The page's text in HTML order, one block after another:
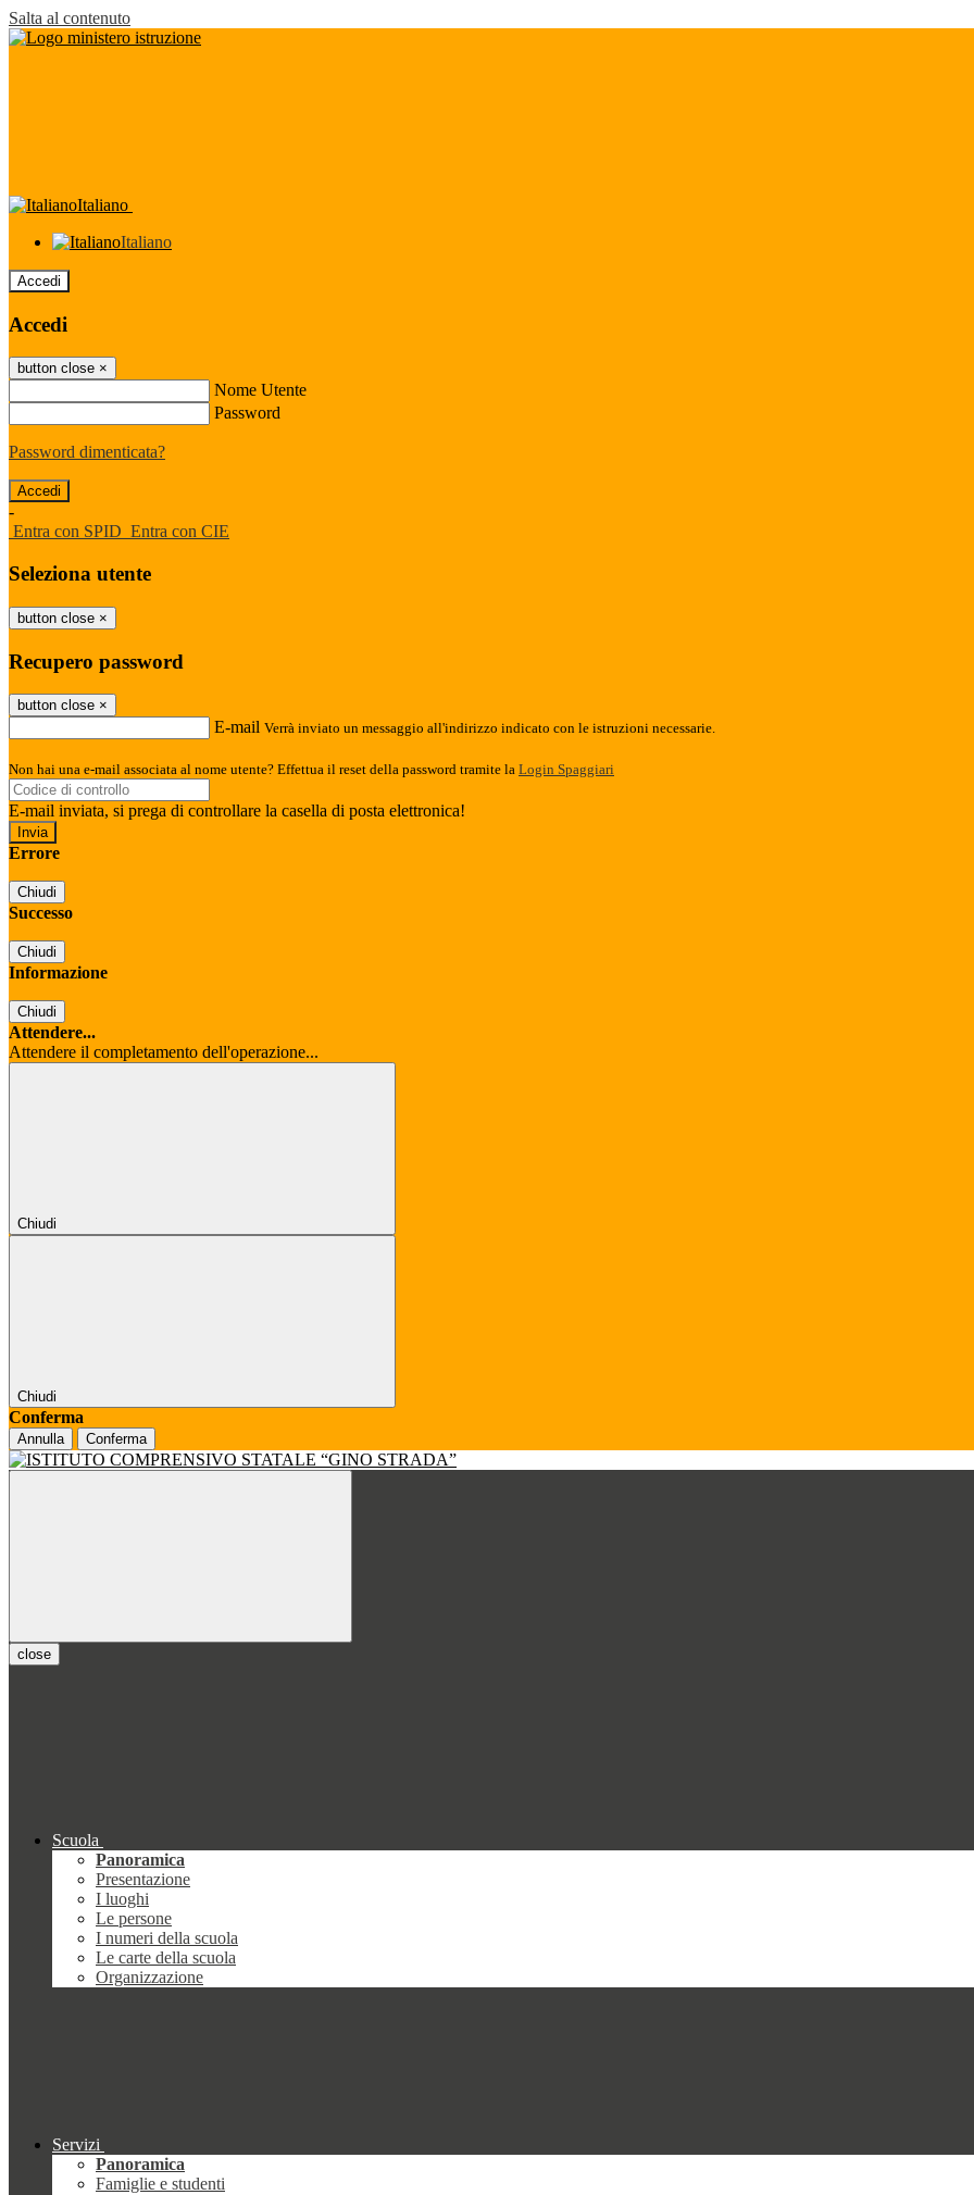
Salta al contenuto
Italiano
Italiano
Accedi
Accedi
button close ×
Nome Utente
Password
Password dimenticata?
-
Entra con SPID Entra con CIE
Seleziona utente
button close ×
Recupero password
button close ×
E-mail Verrà inviato un messaggio all'indirizzo indicato con le istruzioni necessarie.
Non hai una e-mail associata al nome utente? Effettua il reset della password tramite la Login Spaggiari
E-mail inviata, si prega di controllare la casella di posta elettronica!
Errore
Chiudi
Successo
Chiudi
Informazione
Chiudi
Attendere...
Attendere il completamento dell'operazione...
Chiudi
Chiudi
Conferma
Annulla Conferma
close
Scuola
Panoramica
Presentazione
I luoghi
Le persone
I numeri della scuola
Le carte della scuola
Organizzazione
Servizi
Panoramica
Famiglie e studenti